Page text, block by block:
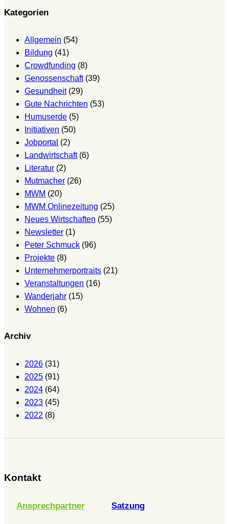
Kategorien
Allgemein (54)
Bildung (41)
Crowdfunding (8)
Genossenschaft(39)
Gesundheit(29)
Gute Nachrichten (53)
Humuserde (5)
Initiativen (50)
Jobportal (2)
Landwirtschaft(6)
Literatur (2)
Mutmacher (26)
MWM (20)
MWM Onlinezeitung (25)
Neues Wirtschaften (55)
Newsletter (1)
Peter Schmuck (96)
Projekte (8)
Unternehmerportraits (21)
Veranstaltungen (16)
Wanderjahr (15)
Wohnen (6)
Archiv
2026 (31)
2025 (91)
2024 (64)
2023 (45)
2022 (8)
Kontakt
Ansprechpartner Satzung